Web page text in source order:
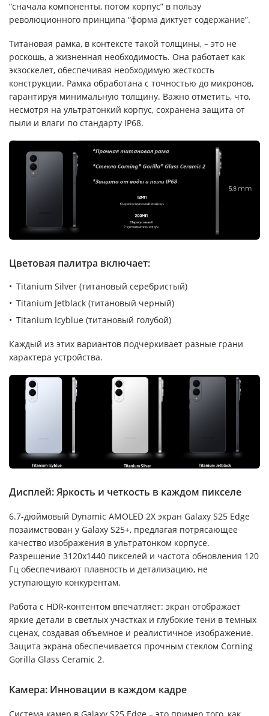
“сначала компоненты, потом корпус” в пользу
революционного принципа “форма диктует содержание”.
Титановая рамка, в контексте такой толщины, – это не
роскошь, а жизненная необходимость. Она работает как
экзоскелет, обеспечивая необходимую жесткость
конструкции. Рамка обработана с точностью до микронов,
гарантируя минимальную толщину. Важно отметить, что,
несмотря на ультратонкий корпус, сохранена защита от
пыли и влаги по стандарту IP68.
Цветовая палитра включает:
Titanium Silver (титановый серебристый)
Titanium Jetblack (титановый черный)
Titanium Icyblue (титановый голубой)
Каждый из этих вариантов подчеркивает разные грани
характера устройства.
Дисплей: Яркость и четкость в каждом пикселе
6.7-дюймовый Dynamic AMOLED 2X экран Galaxy S25 Edge
позаимствован у Galaxy S25+, предлагая потрясающее
качество изображения в ультратонком корпусе.
Разрешение 3120x1440 пикселей и частота обновления 120
Гц обеспечивают плавность и детализацию, не
уступающую конкурентам.
Работа с HDR-контентом впечатляет: экран отображает
яркие детали в светлых участках и глубокие тени в темных
сценах, создавая объемное и реалистичное изображение.
Защита экрана обеспечивается прочным стеклом Corning
Gorilla Glass Ceramic 2.
Камера: Инновации в каждом кадре